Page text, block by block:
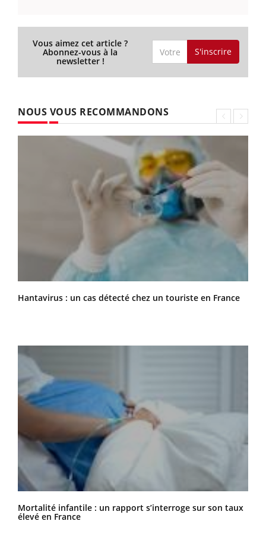
Vous aimez cet article ?
Abonnez-vous à la
newsletter !
S'inscrire
NOUS VOUS RECOMMANDONS
Hantavirus : un cas détecté chez un touriste en France
Mortalité infantile : un rapport s’interroge sur son taux
élevé en France